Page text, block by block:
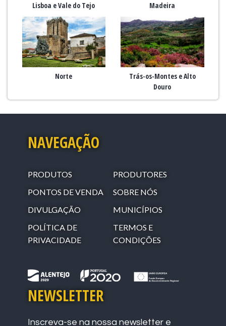
Lisboa e Vale do Tejo Madeira
Norte
Trás-os-Montes e Alto
Douro
NAVEGAÇÃO
PRODUTOS
PRODUTORES
PONTOS DE VENDA
SOBRE NÓS
DIVULGAÇÃO
MUNICÍPIOS
POLÍTICA DE
PRIVACIDADE
TERMOS E
CONDIÇÕES
NEWSLETTER
Inscreva-se na nossa newsletter e